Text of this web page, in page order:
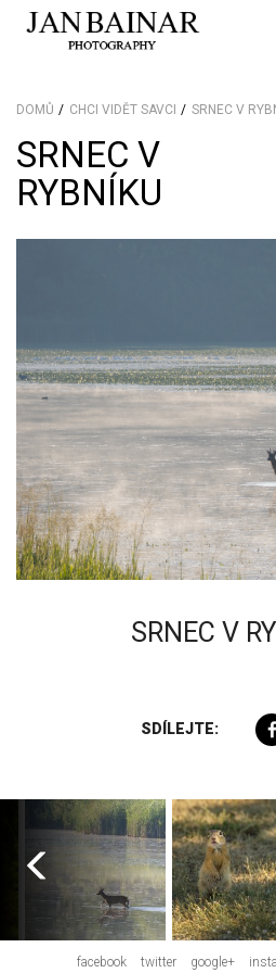
DOMŮ CHCI VIDĚT SAVCI SRNEC V
SRNEC V
RYBNÍKU
SRNEC V
SDÍLEJTE:
facebook twitter google+